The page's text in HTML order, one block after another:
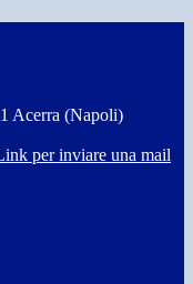
Acerra (Napoli)
per inviare una mail